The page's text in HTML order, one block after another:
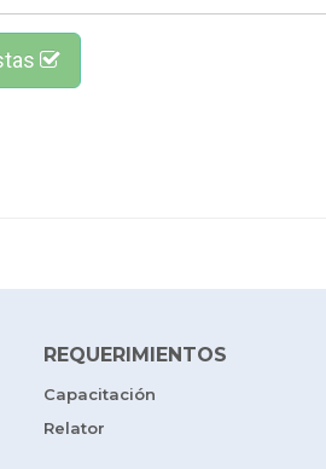
REQUERIMIENTOS
Capacitación
Relator